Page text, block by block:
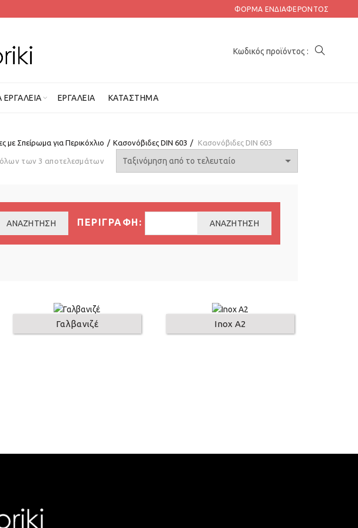
ΦΌΡΜΑ ΕΝΔΙΑΦΈΡΟΝΤΟΣ
ΕΡΓΑΛΕΊΑ ΕΡΓΑΛΕΊΑ ΚΑΤΆΣΤΗΜΑ
με Σπείρωμα για Περικόχλιο Κασονόβιδες DIN 603 Κασονόβιδες DIN 603
των 3 αποτελεσμάτων
ΑΝΑΖΉΤΗΣΗ ΠΕΡΙΓΡΑΦΗ: ΑΝΑΖΉΤΗΣΗ
Γαλβανιζέ Inox A2